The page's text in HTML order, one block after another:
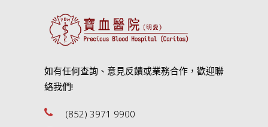
如有任何查詢、意見反饋或業務合作，歡迎聯
絡我們!
(852) 3971 9900